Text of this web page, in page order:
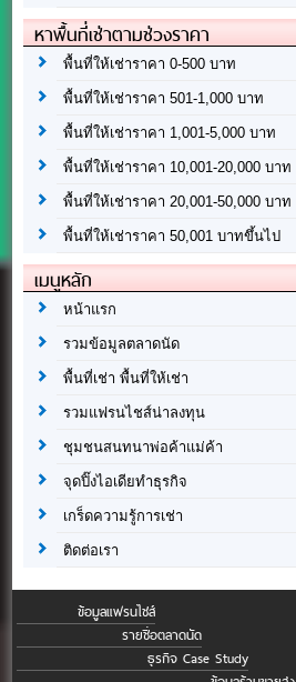
หาพื้นที่เช่าตามช่วงราคา
พื้นที่ให้เช่าราคา 0-500 บาท
พื้นที่ให้เช่าราคา 501-1,000 บาท
พื้นที่ให้เช่าราคา 1,001-5,000 บาท
พื้นที่ให้เช่าราคา 10,001-20,000 บาท
พื้นที่ให้เช่าราคา 20,001-50,000 บาท
พื้นที่ให้เช่าราคา 50,001 บาทขึ้นไป
เมนูหลัก
หน้าแรก
รวมข้อมูลตลาดนัด
พื้นที่เช่า พื้นที่ให้เช่า
รวมแฟรนไชส์น่าลงทุน
ชุมชนสนทนาพ่อค้าแม่ค้า
จุดปิ๊งไอเดียทำธุรกิจ
เกร็ดความรู้การเช่า
ติดต่อเรา
ข้อมูลแฟรนไชส์
รายชื่อตลาดนัด
ธุรกิจ Case Study